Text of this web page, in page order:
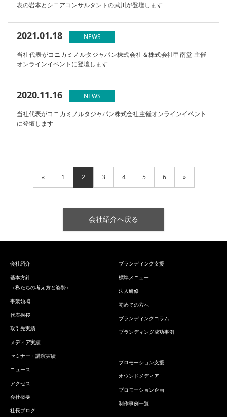
表の岩本とシニアコンサルタントの武川が登壇します
2021.01.18 NEWS
当社代表がコニカミノルタジャパン株式会社＆株式会社甲南堂 主催
オンラインイベントに登壇します
2020.11.16 NEWS
当社代表がコニカミノルタジャパン株式会社主催オンラインイベント
に登壇します
« 1 2 3 4 5 6 »
会社紹介へ戻る
会社紹介
基本方針
（私たちの考え方と姿勢）
事業領域
代表挨拶
取引先実績
メディア実績
セミナー・講演実績
ニュース
アクセス
会社概要
社長ブログ
ブランディング支援
標準メニュー
法人研修
初めての方へ
ブランディングコラム
ブランディング成功事例
プロモーション支援
オウンドメディア
プロモーション企画
制作事例一覧